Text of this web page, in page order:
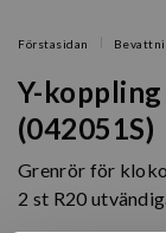
Förstasidan
Y-
(042051S)
Grenrör för
2 st R20